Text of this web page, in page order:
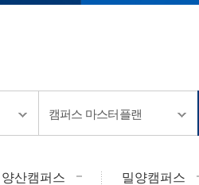
캠퍼스 마스터플랜
양산캠퍼스 밀양캠퍼스